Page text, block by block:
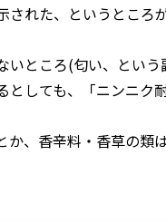
された、というところ
ところ(匂い、という
しても、「ニンニク
、香辛料・香草の類